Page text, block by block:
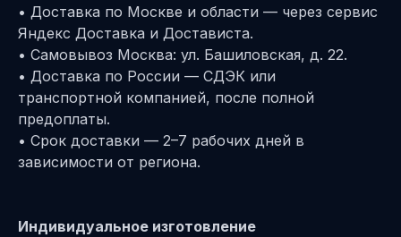
• Доставка по Москве и области — через сервис
Яндекс Доставка и Достависта.
• Самовывоз Москва: ул. Башиловская, д. 22.
• Доставка по России — СДЭК или
транспортной компанией, после полной
предоплаты.
• Срок доставки — 2–7 рабочих дней в
зависимости от региона.
Индивидуальное изготовление